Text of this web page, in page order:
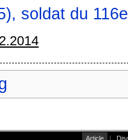
soldat du
Article |